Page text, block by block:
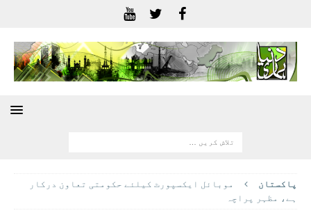
پاکستان
موبائل ایکسپورٹ کیلئے حکومتی تعاون درکار
ہے، مظہر پراچہ